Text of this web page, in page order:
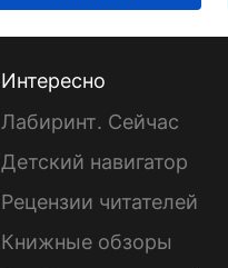
Интересно
Лабиринт. Сейчас
Детский навигатор
Рецензии читателей
Книжные обзоры